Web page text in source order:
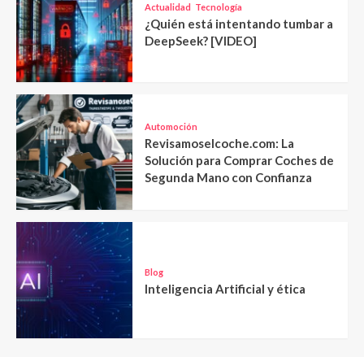
Actualidad Tecnología
¿Quién está intentando tumbar a
DeepSeek? [VIDEO]
Automoción
Revisamoselcoche.com: La
Solución para Comprar Coches de
Segunda Mano con Confianza
Blog
Inteligencia Artificial y ética